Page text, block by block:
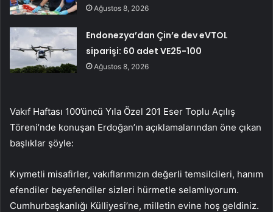
Ağustos 8, 2026
Endonezya’dan Çin’e dev eVTOL
siparişi: 60 adet VE25-100
Ağustos 8, 2026
Vakıf Haftası 100’üncü Yıla Özel 201 Eser Toplu Açılış
Töreni’nde konuşan Erdoğan’ın açıklamalarından öne çıkan
başlıklar şöyle:
Kıymetli misafirler, vakıflarımızın değerli temsilcileri, hanım
efendiler beyefendiler sizleri hürmetle selamlıyorum.
Cumhurbaşkanlığı Külliyesi’ne, milletin evine hoş geldiniz.